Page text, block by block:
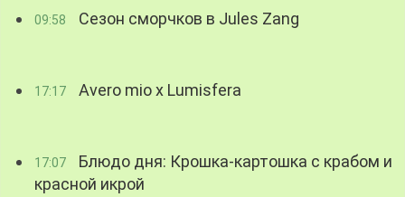
09:58 Сезон сморчков в Jules Zang
17:17 Avero mio x Lumisfera
17:07
Блюдо дня: Крошка-картошка с крабом и
красной икрой